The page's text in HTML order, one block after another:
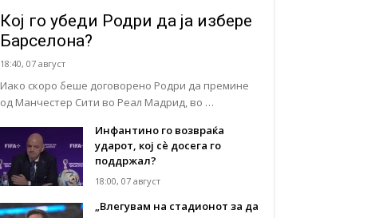
Кој го убеди Родри да ја избере
Барселона?
18:40, 07 август
Иако скоро беше договорено Родри да премине
од Манчестер Сити во Реал Мадрид, во …
Инфантино го возвраќа
ударот, кој сè досега го
поддржал?
18:00, 07 август
„Влегувам на стадионот за да